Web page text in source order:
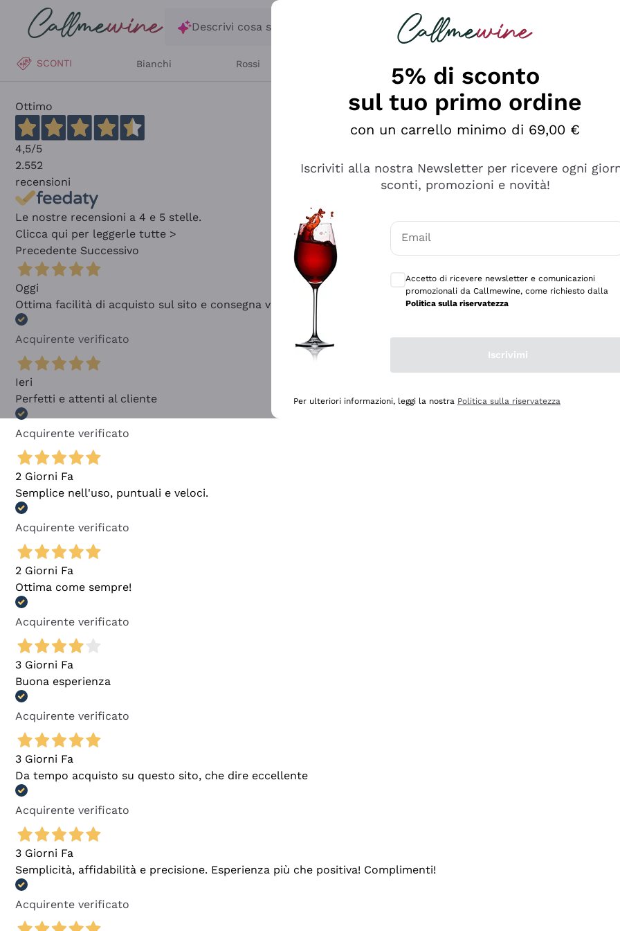
Salta al contenuto principale
Descrivi cosa stai cercando
SCONTI Bianchi Rossi
Ottimo
4,5/5
2.552
recensioni
Le nostre recensioni a 4 e 5 stelle.
Clicca qui per leggerle tutte >
Precedente Successivo
Oggi
Ottima facilità di acquisto sul sito e consegna velocissima
Acquirente verificato
Ieri
Perfetti e attenti al cliente
Acquirente verificato
2 Giorni Fa
Semplice nell'uso, puntuali e veloci.
Acquirente verificato
2 Giorni Fa
Ottima come sempre!
Acquirente verificato
3 Giorni Fa
Buona esperienza
Acquirente verificato
3 Giorni Fa
Da tempo acquisto su questo sito, che dire eccellente
Acquirente verificato
3 Giorni Fa
Semplicità, affidabilità e precisione. Esperienza più che positiva! Complimenti!
Acquirente verificato
5% di sconto
sul tuo primo ordine
con un carrello minimo di 69,00 €
Iscriviti alla nostra Newsletter per ricevere ogni
sconti, promozioni e novità!
Email
Accetto di ricevere newsletter e comunicazioni
promozionali da Callmewine, come richiesto dalla
Politica sulla riservatezza
Iscrivimi
Per ulteriori informazioni, leggi la nostra Politica sulla riservatezza